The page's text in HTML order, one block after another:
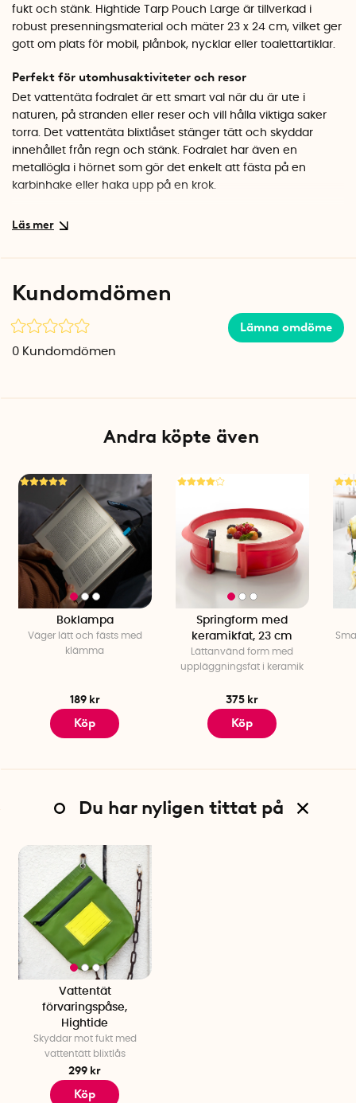
fukt och stänk. Hightide Tarp Pouch Large är tillverkad i
robust presenningsmaterial och mäter 23 x 24 cm, vilket ger
gott om plats för mobil, plånbok, nycklar eller toalettartiklar.
Perfekt för utomhusaktiviteter och resor
Det vattentäta fodralet är ett smart val när du är ute i
naturen, på stranden eller reser och vill hålla viktiga saker
torra. Det vattentäta blixtlåset stänger tätt och skyddar
innehållet från regn och stänk. Fodralet har även en
metallögla i hörnet som gör det enkelt att fästa på en
karbinhake eller haka upp på en krok.
Håll ordning med etiketthållare
färger som passar olika stilar och användningsområden.
Specifikationer
Material: Presenningsväv (tarp)
Kundomdömen
Lämna omdöme
0 Kundomdömen
Andra köpte även
Boklampa
Väger lätt och fästs med
klämma
189 kr
Köp
Springform med
keramikfat, 23 cm
Lättanvänd form med
uppläggningsfat i keramik
375 kr
Köp
Du har nyligen tittat på
Vattentät
förvaringspåse,
Hightide
Skyddar mot fukt med
vattentätt blixtlås
299 kr
Köp